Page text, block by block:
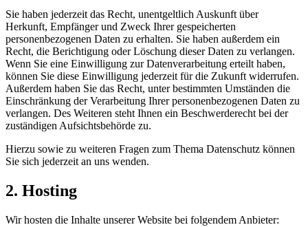
Sie haben jederzeit das Recht, unentgeltlich Auskunft über
Herkunft, Empfänger und Zweck Ihrer gespeicherten
personenbezogenen Daten zu erhalten. Sie haben außerdem ein
Recht, die Berichtigung oder Löschung dieser Daten zu verlangen.
Wenn Sie eine Einwilligung zur Datenverarbeitung erteilt haben,
können Sie diese Einwilligung jederzeit für die Zukunft widerrufen.
Außerdem haben Sie das Recht, unter bestimmten Umständen die
Einschränkung der Verarbeitung Ihrer personenbezogenen Daten zu
verlangen. Des Weiteren steht Ihnen ein Beschwerderecht bei der
zuständigen Aufsichtsbehörde zu.
Hierzu sowie zu weiteren Fragen zum Thema Datenschutz können
Sie sich jederzeit an uns wenden.
2. Hosting
Wir hosten die Inhalte unserer Website bei folgendem Anbieter: